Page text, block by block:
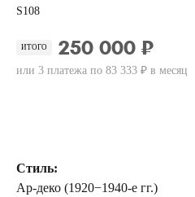
S108
ИТОГО 250 000 ₽
или 3 платежа по 83 333 ₽ в месяц
Стиль:
Ар-деко (1920−1940-е гг.)